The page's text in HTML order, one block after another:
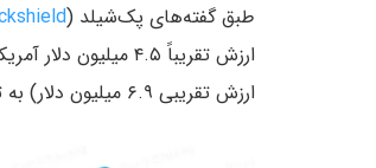
طبق گفته‌های پک‌شیلد (
ارزش تقریبی ۶.۹ میلیون دلار) به تورنادوکش منتقل کرده است.